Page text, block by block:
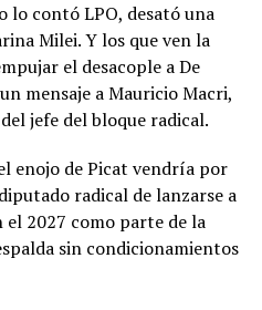
lo contó LPO, desató una
Milei. Y los que ven la
el desacople a De
mensaje a Mauricio Macri,
jefe del bloque radical.
enojo de Picat vendría por
radical de lanzarse a
2027 como parte de la
sin condicionamientos